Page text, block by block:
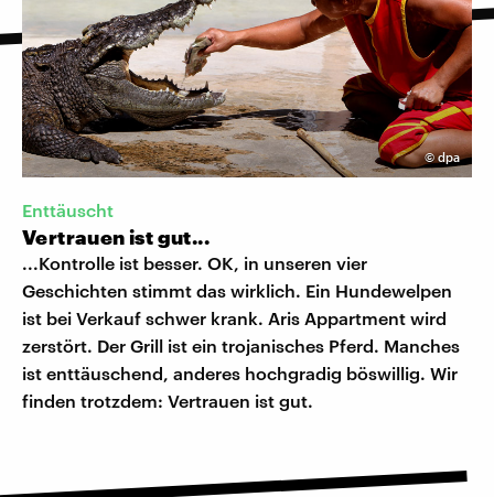
©dpa
Enttäuscht
Vertrauen ist gut...
...Kontrolle ist besser. OK, in unseren vier
Geschichten stimmt das wirklich. Ein Hundewelpen
ist bei Verkauf schwer krank. Aris Appartment wird
zerstört. Der Grill ist ein trojanisches Pferd. Manches
ist enttäuschend, anderes hochgradig böswillig. Wir
finden trotzdem: Vertrauen ist gut.